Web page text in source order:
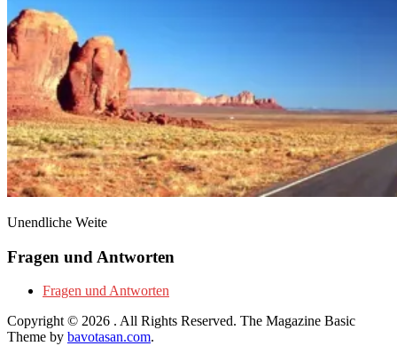
Unendliche Weite
Fragen und Antworten
Fragen und Antworten
Copyright © 2026 . All Rights Reserved. The Magazine Basic
Theme by bavotasan.com.